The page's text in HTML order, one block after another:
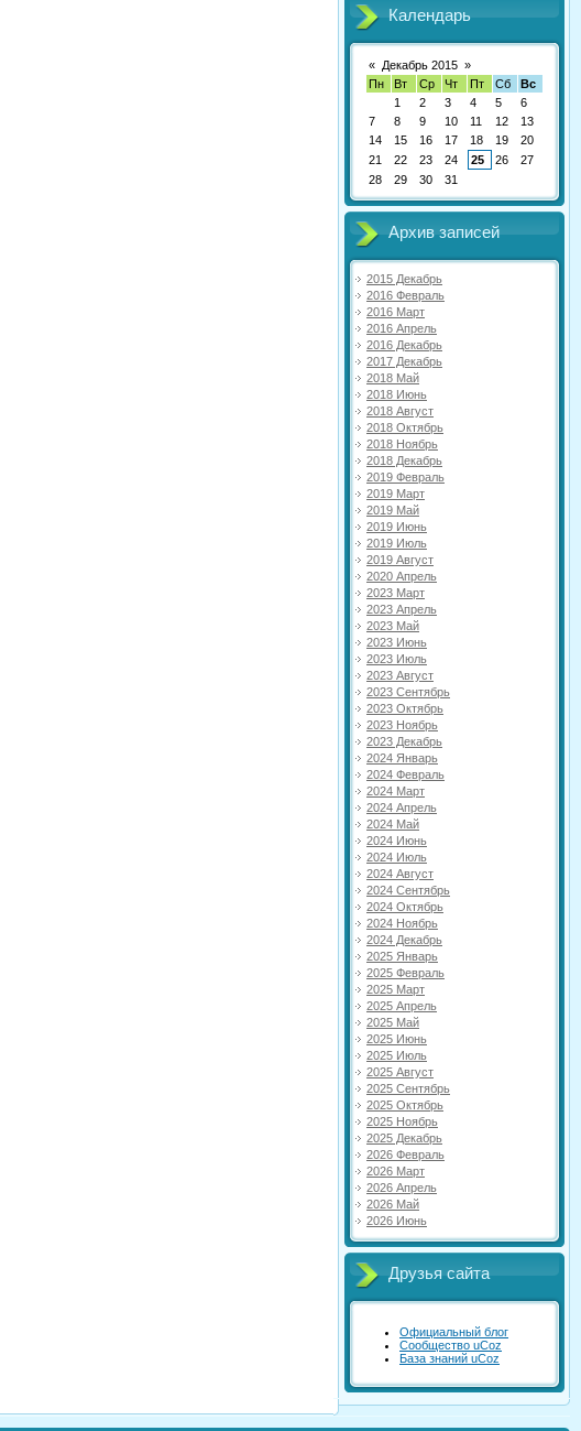
Календарь
« Декабрь 2015 »
Пн
Вт Ср Чт Пт Сб
Вс
1
2 3 4 5
6
7
8 9 10 11 12
13
14
15 16 17 18 19
20
21
22 23 24 25 26
27
28
29 30 31
Архив записей
2015 Декабрь
2016 Февраль
2016 Март
2016 Апрель
2016 Декабрь
2017 Декабрь
2018 Май
2018 Июнь
2018 Август
2018 Октябрь
2018 Ноябрь
2018 Декабрь
2019 Февраль
2019 Март
2019 Май
2019 Июнь
2019 Июль
2019 Август
2020 Апрель
2023 Март
2023 Апрель
2023 Май
2023 Июнь
2023 Июль
2023 Август
2023 Сентябрь
2023 Октябрь
2023 Ноябрь
2023 Декабрь
2024 Январь
2024 Февраль
2024 Март
2024 Апрель
2024 Май
2024 Июнь
2024 Июль
2024 Август
2024 Сентябрь
2024 Октябрь
2024 Ноябрь
2024 Декабрь
2025 Январь
2025 Февраль
2025 Март
2025 Апрель
2025 Май
2025 Июнь
2025 Июль
2025 Август
2025 Сентябрь
2025 Октябрь
2025 Ноябрь
2025 Декабрь
2026 Февраль
2026 Март
2026 Апрель
2026 Май
2026 Июнь
Друзья сайта
Официальный блог
Сообщество uCoz
База знаний uCoz